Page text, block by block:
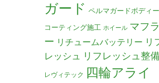
ガード ペルマガードボディー
コーティング施工 ホイール マフラ
ー リチュームバッテリー リ
レッシュ
リフレッシュ整
レヴィテック 四輪アライ